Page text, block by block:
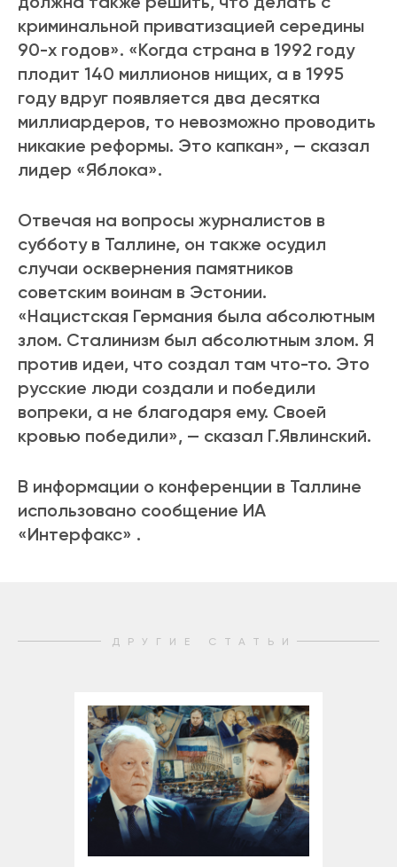
криминальной приватизацией середины
90-х годов». «Когда страна в 1992 году
плодит 140 миллионов нищих, а в 1995
году вдруг появляется два десятка
миллиардеров, то невозможно проводить
никакие реформы. Это капкан», — сказал
лидер «Яблока».
Отвечая на вопросы журналистов в
субботу в Таллине, он также осудил
случаи осквернения памятников
советским воинам в Эстонии.
«Нацистская Германия была абсолютным
злом. Сталинизм был абсолютным злом. Я
против идеи, что создал там что-то. Это
русские люди создали и победили
вопреки, а не благодаря ему. Своей
кровью победили», — сказал Г.Явлинский.
В информации о конференции в Таллине
использовано сообщение ИА
«Интерфакс» .
ДРУГИЕ СТАТЬИ